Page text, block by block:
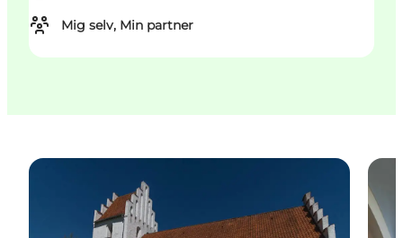
Mig selv, Min partner